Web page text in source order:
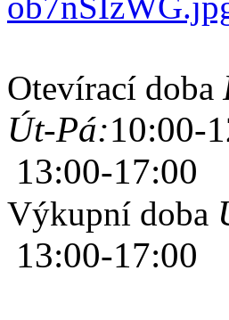
Otevírací doba
Út-Pá:10:00-
13:00-17:00
Výkupní doba
13:00-17:00